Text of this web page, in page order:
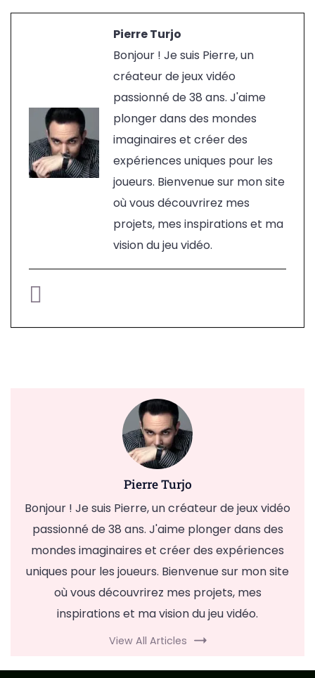
Pierre Turjo
Bonjour ! Je suis Pierre, un
créateur de jeux vidéo
passionné de 38 ans. J'aime
plonger dans des mondes
imaginaires et créer des
expériences uniques pour les
joueurs. Bienvenue sur mon site
où vous découvrirez mes
projets, mes inspirations et ma
vision du jeu vidéo.
Pierre Turjo
Bonjour ! Je suis Pierre, un créateur de jeux vidéo
passionné de 38 ans. J'aime plonger dans des
mondes imaginaires et créer des expériences
uniques pour les joueurs. Bienvenue sur mon site
où vous découvrirez mes projets, mes
inspirations et ma vision du jeu vidéo.
View All Articles